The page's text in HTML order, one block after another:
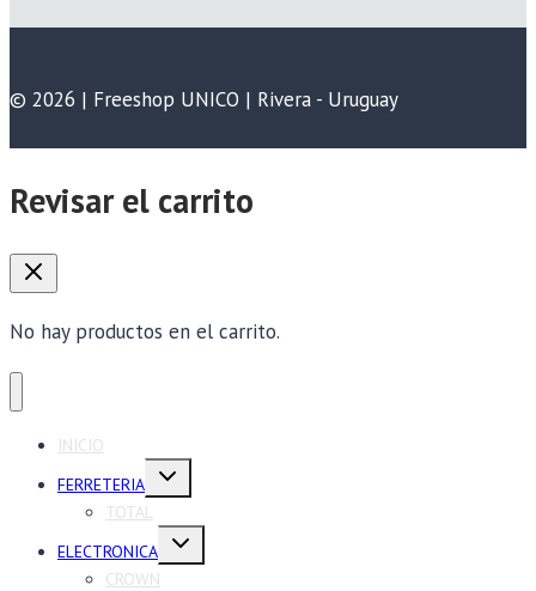
© 2026 | Freeshop UNICO | Rivera - Uruguay
Revisar el carrito
No hay productos en el carrito.
INICIO
FERRETERIA
Alternar
TOTAL
ELECTRONICA
Alternar
CROWN